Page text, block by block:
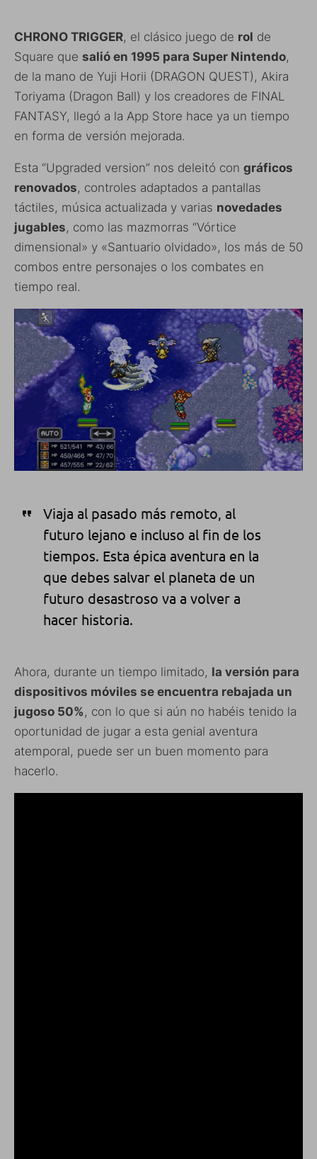
CHRONO TRIGGER, el clásico juego de rol de
Square que salió en 1995 para Super Nintendo,
de la mano de Yuji Horii (DRAGON QUEST), Akira
Toriyama (Dragon Ball) y los creadores de FINAL
FANTASY, llegó a la App Store hace ya un tiempo
en forma de versión mejorada.
Esta “Upgraded version” nos deleitó con gráficos
renovados, controles adaptados a pantallas
táctiles, música actualizada y varias novedades
jugables, como las mazmorras “Vórtice
dimensional» y «Santuario olvidado», los más de 50
combos entre personajes o los combates en
tiempo real.
Viaja al pasado más remoto, al
futuro lejano e incluso al fin de los
tiempos. Esta épica aventura en la
que debes salvar el planeta de un
futuro desastroso va a volver a
hacer historia.
Ahora, durante un tiempo limitado, la versión para
dispositivos móviles se encuentra rebajada un
jugoso 50%, con lo que si aún no habéis tenido la
oportunidad de jugar a esta genial aventura
atemporal, puede ser un buen momento para
hacerlo.